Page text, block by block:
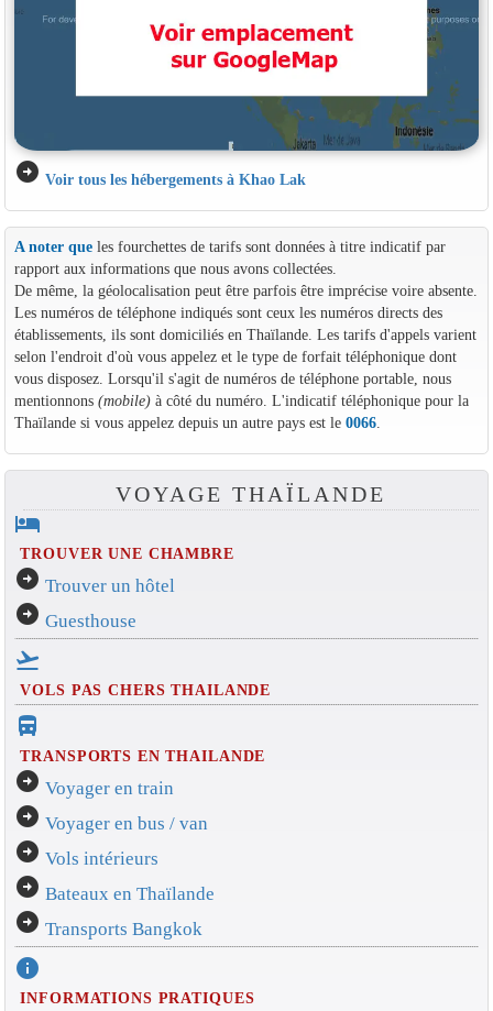
arrow_circle_right Voir tous les hébergements à Khao Lak
A noter queles fourchettes de tarifs sont données à titre indicatif par
rapport aux informations que nous avons collectées.
De même, la géolocalisation peut être parfois être imprécise voire absente.
Les numéros de téléphone indiqués sont ceux les numéros directs des
établissements, ils sont domiciliés en Thaïlande. Les tarifs d'appels varient
selon l'endroit d'où vous appelez et le type de forfait téléphonique dont
vous disposez. Lorsqu'il s'agit de numéros de téléphone portable, nous
mentionnons (mobile)à côté du numéro. L'indicatif téléphonique pour la
Thaïlande si vous appelez depuis un autre pays est le 0066.
VOYAGE THAÏLANDE
hotel
TROUVER UNE CHAMBRE
arrow_circle_right Trouver un hôtel
arrow_circle_right Guesthouse
flight_takeoff
VOLS PAS CHERS THAILANDE
directions_bus_filled
TRANSPORTS EN THAILANDE
arrow_circle_right Voyager en train
arrow_circle_right Voyager en bus / van
arrow_circle_right Vols intérieurs
arrow_circle_right Bateaux en Thaïlande
arrow_circle_right Transports Bangkok
info
INFORMATIONS PRATIQUES